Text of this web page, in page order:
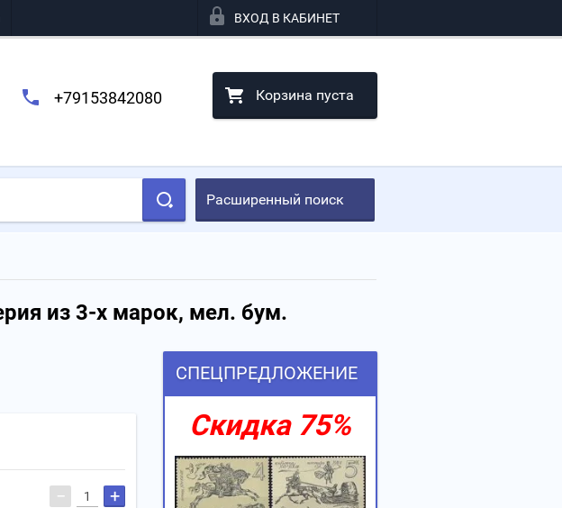
ВХОД В КАБИНЕТ
+79153842080 Корзина пуста
Расширенный поиск
из 3-х марок, мел. бум.
− +
СПЕЦПРЕДЛОЖЕНИЕ
Скидка 75%